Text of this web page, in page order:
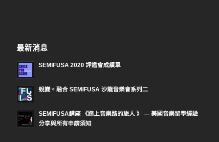
最新消息
SEMIFUSA 2020 評鑑會成績單
蛻變。融合 SEMIFUSA 沙龍音樂會系列二
SEMIFUSA講座 《踏上音樂路的旅人 》 — 美國音樂留學經驗
分享與所有申請須知